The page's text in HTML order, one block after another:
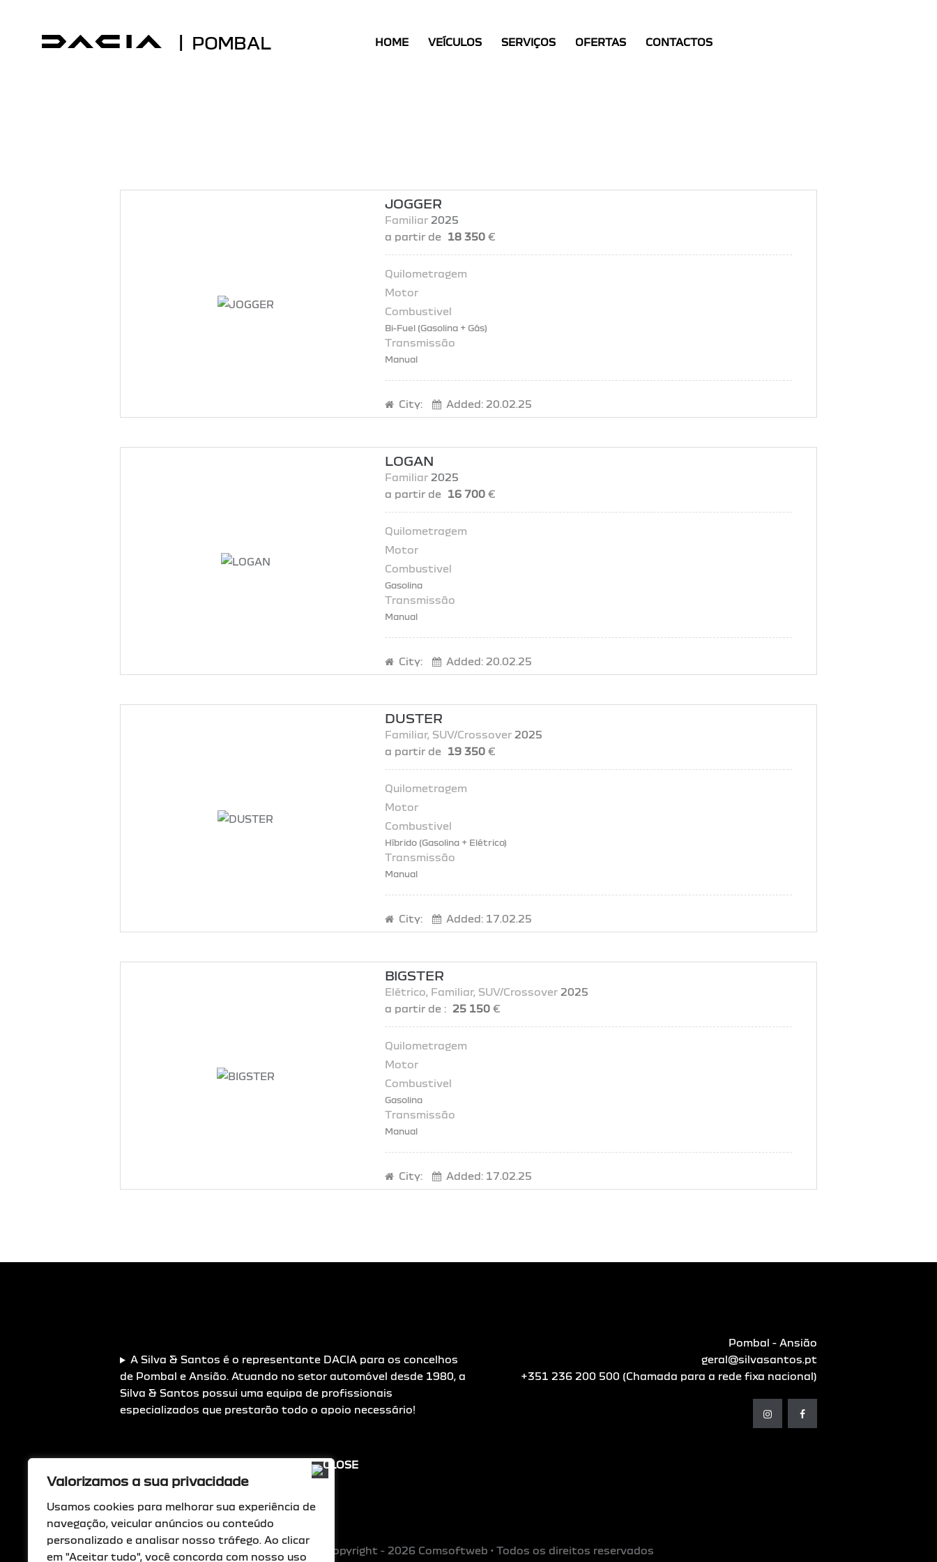
Valorizamos a sua privacidade
Usamos cookies para melhorar sua experiência de
navegação, veicular anúncios ou conteúdo
personalizado e analisar nosso tráfego. Ao clicar
em "Aceitar tudo", você concorda com nosso uso
| POMBAL HOME VEÍCULOS SERVIÇOS OFERTAS CONTACTOS
VEÍCULOS
JOGGER
Familiar 2025
a partir de
18 350 €
Bi-Fuel (Gasolina + Gás)
Manual
City: Added: 20.02.25
LOGAN
Familiar 2025
a partir de
16 700 €
Gasolina
Manual
City: Added: 20.02.25
DUSTER
Familiar, SUV/Crossover 2025
a partir de
19 350 €
Híbrido (Gasolina + Elétrico)
Manual
City: Added: 17.02.25
BIGSTER
Elétrico , Familiar, SUV/Crossover 2025
a partir de :
25 150 €
Gasolina
Manual
City: Added: 17.02.25
A Silva & Santos é o representante DACIA para os concelhos
de Pombal e Ansião. Atuando no setor automóvel desde 1980, a
Silva & Santos possui uma equipa de profissionais
especializados que prestarão todo o apoio necessário!
Pombal - Ansião
geral@silvasantos.pt
+351 236 200 500 (Chamada para a rede fixa nacional)
© Copyright - 2026 Comsoftweb • Todos os direitos reservados